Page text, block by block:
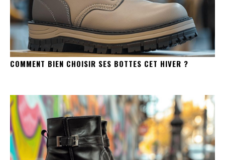
COMMENT BIEN CHOISIR SES BOTTES CET HIVER ?